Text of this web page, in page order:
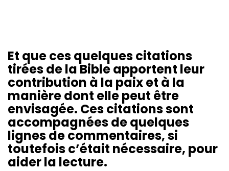
Et que ces quelques citations
tirées de la Bible apportent leur
contribution à la paix et à la
manière dont elle peut être
envisagée. Ces citations sont
accompagnées de quelques
lignes de commentaires, si
toutefois c’était nécessaire, pour
aider la lecture.